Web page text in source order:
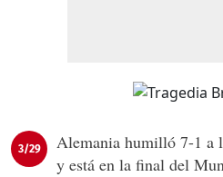
3/29
Alemania humilló 7-1 a
y está en la final del